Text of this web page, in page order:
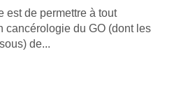
est de permettre à tout
cancérologie du GO (dont les
de...